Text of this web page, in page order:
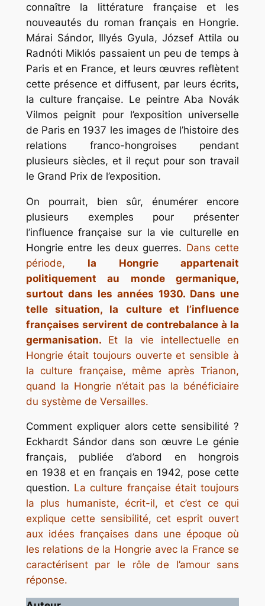
connaître la littérature française et les
nouveautés du roman français en Hongrie.
Márai Sándor, Illyés Gyula, József Attila ou
Radnóti Miklós passaient un peu de temps à
Paris et en France, et leurs œuvres reflètent
cette présence et diffusent, par leurs écrits,
la culture française. Le peintre Aba Novák
Vilmos peignit pour l’exposition universelle
de Paris en 1937 les images de l’histoire des
relations franco-hongroises pendant
plusieurs siècles, et il reçut pour son travail
le Grand Prix de l’exposition.
On pourrait, bien sûr, énumérer encore
plusieurs exemples pour présenter
l’influence française sur la vie culturelle en
Hongrie entre les deux guerres. Dans cette
période, la Hongrie appartenait
politiquement au monde germanique,
surtout dans les années 1930. Dans une
telle situation, la culture et l’influence
françaises servirent de contrebalance à la
germanisation. Et la vie intellectuelle en
Hongrie était toujours ouverte et sensible à
la culture française, même après Trianon,
quand la Hongrie n’était pas la bénéficiaire
du système de Versailles.
Comment expliquer alors cette sensibilité ?
Eckhardt Sándor dans son œuvre Le génie
français, publiée d’abord en hongrois
en 1938 et en français en 1942, pose cette
question. La culture française était toujours
la plus humaniste, écrit-il, et c’est ce qui
explique cette sensibilité, cet esprit ouvert
aux idées françaises dans une époque où
les relations de la Hongrie avec la France se
caractérisent par le rôle de l’amour sans
réponse.